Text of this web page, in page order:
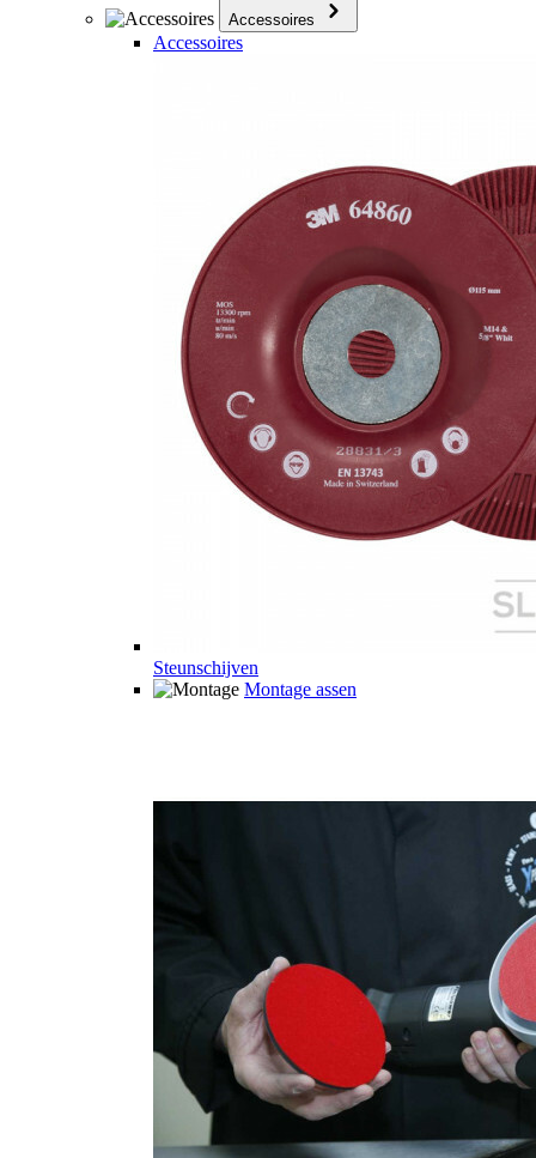
Accessoires
Accessoires
Steunschijven
Montage assen